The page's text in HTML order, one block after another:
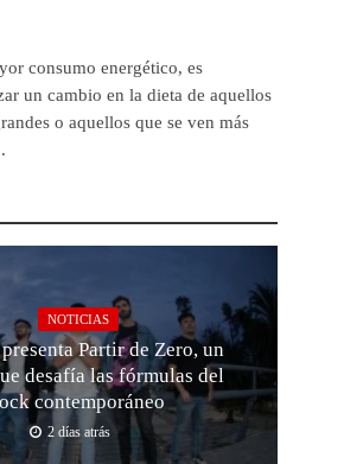
consumo energético, es
un cambio en la dieta de aquellos
o aquellos que se ven más
NOTICIAS
Partir de Zero, un
desafía las fórmulas del
contemporáneo
2 días atrás